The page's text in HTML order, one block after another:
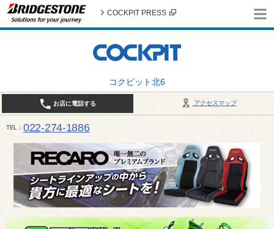
コクピット北6
COCKPIT PRESS
アクセスマップ
お店に電話する
TEL 022-274-1886